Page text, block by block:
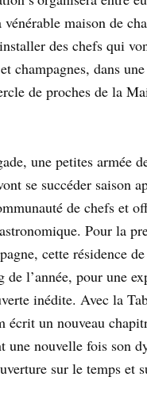
vénérable maison de
des chefs qui
champagnes, dans
de proches de la
une petites armée
se succéder saison
de chefs et
Pour la
cette résidence
l’année, pour une
inédite. Avec la
un nouveau
une nouvelle fois son
sur le temps et